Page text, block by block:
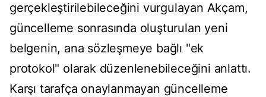
gerçekleştirilebileceğini vurgulayan Akçam,
güncelleme sonrasında oluşturulan yeni
belgenin, ana sözleşmeye bağlı "ek
protokol" olarak düzenlenebileceğini anlattı.
Karşı tarafça onaylanmayan güncelleme